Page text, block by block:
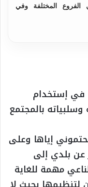
الفروع المختلفة وفي
في إستخدام
وسلبياته بالمجتمع
إياها وعلى
بلدي إلى
مهمة للغاية